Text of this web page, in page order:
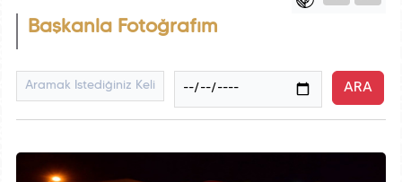
Başkanla Fotoğrafım